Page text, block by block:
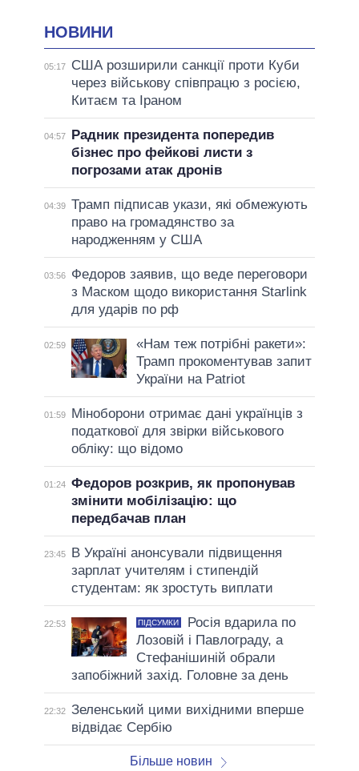
НОВИНИ
05:17
США розширили санкції проти Куби
через військову співпрацю з росією,
Китаєм та Іраном
04:57
Радник президента попередив
бізнес про фейкові листи з
погрозами атак дронів
04:39 Трамп підписав укази, які обмежують
право на громадянство за
народженням у США
03:56
Федоров заявив, що веде переговори
з Маском щодо використання Starlink
для ударів по рф
02:59
«Нам теж потрібні ракети»:
Трамп прокоментував запит
України на Patriot
01:59
Міноборони отримає дані українців з
податкової для звірки військового
обліку: що відомо
01:24 Федоров розкрив, як пропонував
змінити мобілізацію: що
передбачав план
23:45
В Україні анонсували підвищення
зарплат учителям і стипендій
студентам: як зростуть виплати
22:53 ПІДСУМКИ
Росія вдарила по
Лозовій і Павлограду, а
Стефанішиній обрали
запобіжний захід. Головне за день
22:32 Зеленський цими вихідними вперше
відвідає Сербію
Більше новин